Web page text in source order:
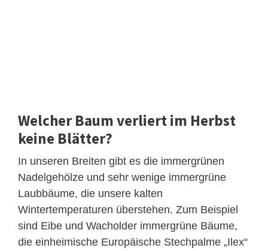
Welcher Baum verliert im Herbst
keine Blätter?
In unseren Breiten gibt es die immergrünen
Nadelgehölze und sehr wenige immergrüne
Laubbäume, die unsere kalten
Wintertemperaturen überstehen. Zum Beispiel
sind Eibe und Wacholder immergrüne Bäume,
die einheimische Europäische Stechpalme „Ilex“